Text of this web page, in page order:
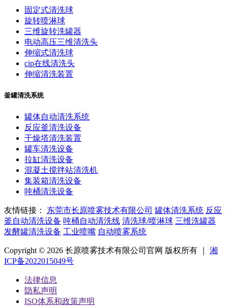
固定式清洗球
旋转喷淋球
三维旋转洗罐器
电动高压三维清洗头
伸缩式清洗球
cip在线清洗头
伸缩清洗装置
釜罐清洗系统
罐体自动清洗系统
反应釜清洗设备
干燥塔清洗装置
罐车清洗设备
拉缸清洗设备
混凝土搅拌站清洗机
集装箱清洗设备
吨桶清洗设备
友情链接： 东莞市长原喷雾技术有限公司 罐体清洗系统 反应
釜自动清洗设备 吨桶自动清洗线 清洗球/喷淋球 三维洗罐器
发酵罐清洗设备 工业喷嘴 自动喷雾系统
Copyright © 2026 长原喷雾技术有限公司官网 版权所有 ｜ 湘
ICP备2022015049号
法律信息
隐私声明
ISO体系和政策声明